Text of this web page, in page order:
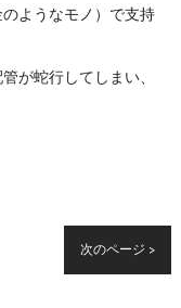
ようなモノ）で支持
が蛇行してしまい、
次のページ >